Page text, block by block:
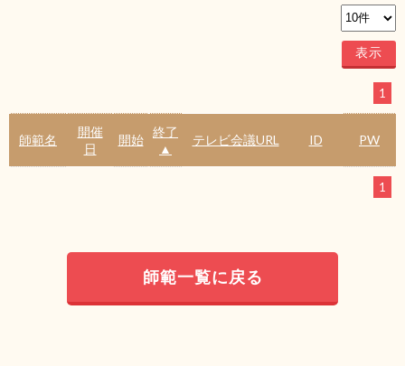
1
師範名
開催
日
開始
終了
▲
テレビ会議URL ID PW
1
師範一覧に戻る